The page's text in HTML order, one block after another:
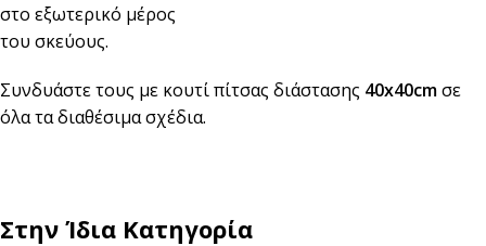
στο εξωτερικό μέρος
του σκεύους.
Συνδυάστε τους με κουτί πίτσας διάστασης 40x40cmσε
όλα τα διαθέσιμα σχέδια.
Στην Ίδια Κατηγορία